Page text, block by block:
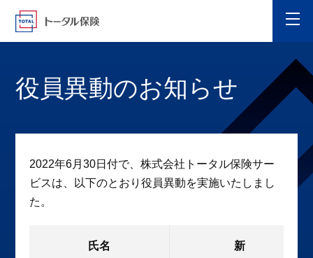
役員異動のお知らせ
2022年6月30日付で、株式会社トータル保険サー
ビスは、以下のとおり役員異動を実施いたしまし
た。
氏名 新